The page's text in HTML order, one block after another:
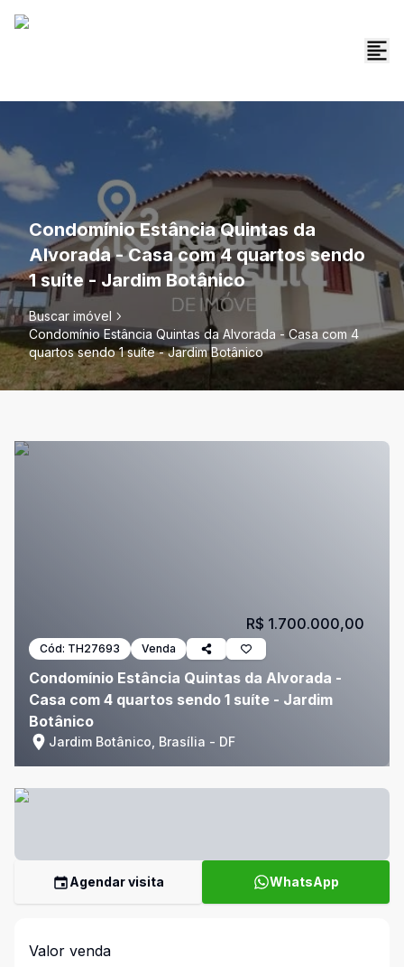
Condomínio Estância Quintas da
Alvorada - Casa com 4 quartos sendo
1 suíte - Jardim Botânico
Buscar imóvel
Condomínio Estância Quintas da Alvorada - Casa com 4
quartos sendo 1 suíte - Jardim Botânico
Cód: TH27693 Venda
Condomínio Estância Quintas da Alvorada -
Casa com 4 quartos sendo 1 suíte - Jardim
Botânico
Jardim Botânico, Brasília - DF
R$ 1.700.000,00
Agendar visita WhatsApp
Valor venda